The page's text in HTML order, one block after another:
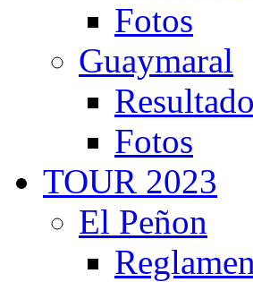
Fotos
Guaymaral
Fotos
TOUR 2023
El Peñon